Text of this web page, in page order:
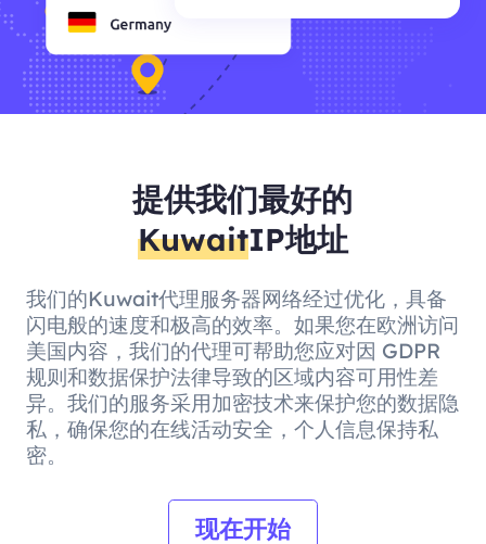
提供我们最好的
KuwaitIP地址
我们的Kuwait代理服务器网络经过优化，具备
闪电般的速度和极高的效率。如果您在欧洲访问
美国内容，我们的代理可帮助您应对因 GDPR
规则和数据保护法律导致的区域内容可用性差
异。我们的服务采用加密技术来保护您的数据隐
私，确保您的在线活动安全，个人信息保持私
密。
现在开始